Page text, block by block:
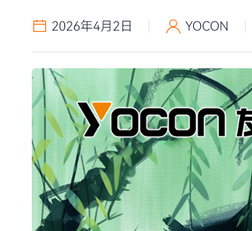
2026年4月2日 YOCON